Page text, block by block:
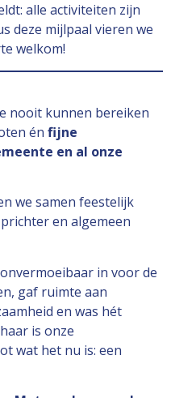
alle activiteiten zijn
deze mijlpaal vieren we
welkom!
nooit kunnen bereiken
én fijne
en al onze
we samen feestelijk
en algemeen
in voor de
gaf ruimte aan
en was hét
is onze
wat het nu is: een